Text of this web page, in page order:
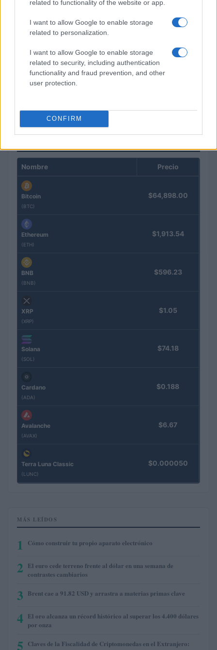
related to functionality of the website or app.
I want to allow Google to enable storage
related to personalization.
I want to allow Google to enable storage
related to security, including authentication
functionality and fraud prevention, and other
user protection.
CONFIRM
Nombre Precio
Bitcoin
(BTC)
$64,898.00
Ethereum
(ETH)
$1,913.54
BNB
(BNB)
$596.23
XRP
(XRP)
$1.05
Solana
(SOL)
$74.18
Cardano
(ADA)
$0.188
Avalanche
(AVAX)
$6.67
Terra Luna Classic
(LUNC)
$0.000050
MÁS LEÍDOS
1 Cómo construir tu propio aparato electrónico
2 El euro cede terreno frente al dólar en una semana de
contrastes cambiarios
3 Brent cae a 91.82 USD y arrastra a materias primas clave
4 El oro alcanza un récord histórico al superar los 4.400 dólares
por onza
5 Claves de la Fiscalidad de Criptomonedas en el Extranjero: